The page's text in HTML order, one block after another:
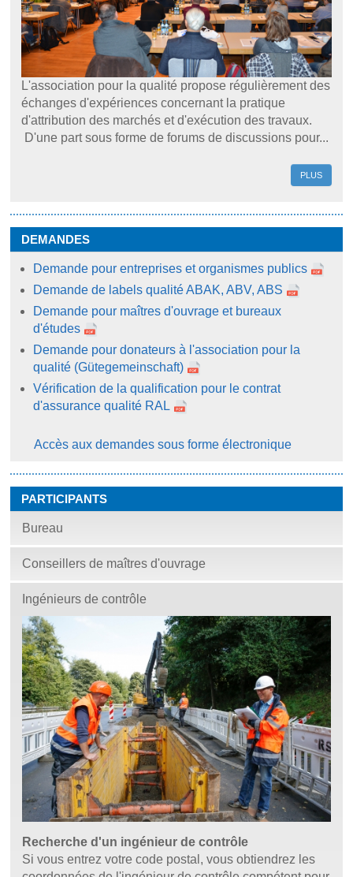
L'association pour la qualité propose régulièrement des
échanges d'expériences concernant la pratique
d'attribution des marchés et d'exécution des travaux.
D'une part sous forme de forums de discussions pour...
PLUS
DEMANDES
Demande pour entreprises et organismes publics
Demande de labels qualité ABAK, ABV, ABS
Demande pour maîtres d'ouvrage et bureaux
d'études
Demande pour donateurs à l'association pour la
qualité (Gütegemeinschaft)
Vérification de la qualification pour le contrat
d'assurance qualité RAL
Accès aux demandes sous forme électronique
PARTICIPANTS
Bureau
Conseillers de maîtres d'ouvrage
Ingénieurs de contrôle
Recherche d'un ingénieur de contrôle
Si vous entrez votre code postal, vous obtiendrez les